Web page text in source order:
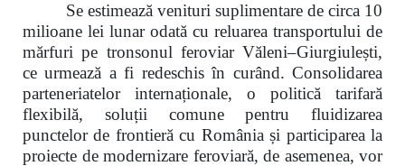
Se estimează venituri suplimentare de circa 10
milioane lei lunar odată cu reluarea transportului de
mărfuri pe tronsonul feroviar Văleni–Giurgiulești,
ce urmează a fi redeschis în curând. Consolidarea
parteneriatelor internaționale, o politică tarifară
flexibilă, soluții comune pentru fluidizarea
punctelor de frontieră cu România și participarea la
proiecte de modernizare feroviară, de asemenea, vor